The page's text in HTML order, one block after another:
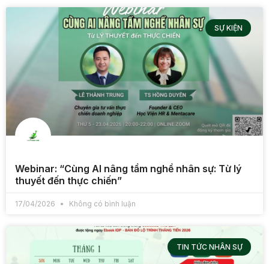
SỰ KIỆN
Webinar: “Cùng AI nâng tầm nghề nhân sự: Từ lý
thuyết đến thực chiến”
17/04/2026 Không có bình luận
TIN TỨC NHÂN SỰ